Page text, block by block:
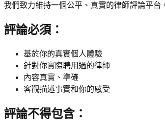
我們致力維持一個公平、真實的律師評論平台
評論必須：
基於你的真實個人體驗
針對你實際聘用過的律師
內容真實、準確
客觀描述事實和你的感受
評論不得包含：